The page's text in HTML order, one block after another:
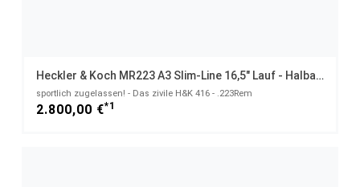
Heckler & Koch MR223 A3 Slim-Line 16,5" Lauf - Halbautom. Büchse .223Rem
sportlich zugelassen! - Das zivile H&K 416 - .223Rem
2.800,00 €*1